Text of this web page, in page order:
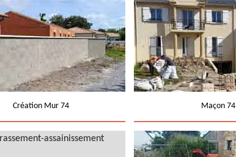
Création Mur 74 Maçon 74